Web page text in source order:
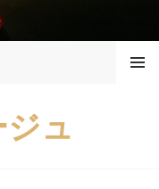
ュ
ー